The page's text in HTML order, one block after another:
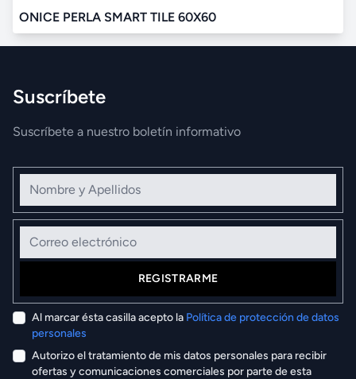
ONICE PERLA SMART TILE 60X60
Suscríbete
Suscríbete a nuestro boletín informativo
Nombre y Apellidos
Correo electrónico
REGISTRARME
Al marcar ésta casilla acepto la Política de protección de datos
personales
Autorizo el tratamiento de mis datos personales para recibir
ofertas y comunicaciones comerciales por parte de esta